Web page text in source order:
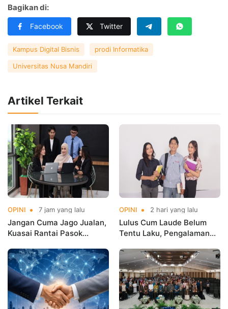
Bagikan di:
Facebook Twitter
Kampus Digital Bisnis prodi Informatika
Universitas Nusa Mandiri
Artikel Terkait
OPINI 7 jam yang lalu
Jangan Cuma Jago Jualan,
Kuasai Rantai Pasok
OPINI 2 hari yang lalu
Lulus Cum Laude Belum
Tentu Laku, Pengalaman